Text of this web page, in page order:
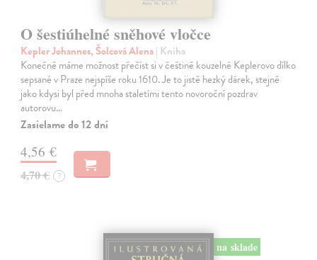
O šestiúhelné sněhové vločce
Kepler Johannes, Šolcová Alena| Kniha
Konečně máme možnost přečíst si v češtině kouzelné Keplerovo dílko
sepsané v Praze nejspíše roku 1610. Je to jistě hezký dárek, stejně
jako kdysi byl před mnoha staletími tento novoroční pozdrav
autorovu…
Zasielame do 12 dní
4,56 €
4,70 € ?
na sklade